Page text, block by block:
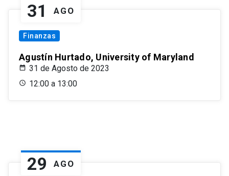
31 AGO
Finanzas
Agustín Hurtado, University of Maryland
31 de Agosto de 2023
12:00 a 13:00
29 AGO